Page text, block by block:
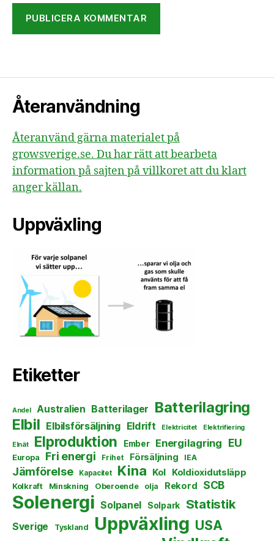
Återanvändning
Återanvänd gärna materialet på
growsverige.se. Du har rätt att bearbeta
information på sajten på villkoret att du klart
anger källan.
Uppväxling
Etiketter
Andel Australien Batterilager Batterilagring
Elbil Elbilsförsäljning Eldrift Elektricitet Elektrifiering
Elnät Elproduktion Ember Energilagring EU
Europa Fri energi Frihet Försäljning IEA
Jämförelse Kapacitet Kina Kol Koldioxidutsläpp
Kolkraft Minskning Oberoende olja Rekord SCB
Solenergi Solpanel Solpark Statistik
Sverige Tyskland Uppväxling USA